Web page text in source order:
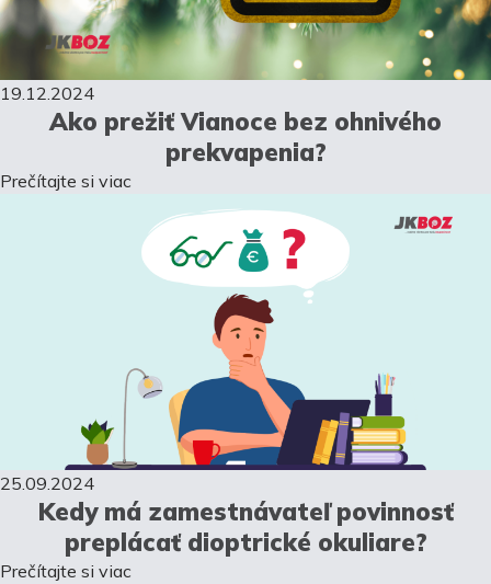
19.12.2024
Ako prežiť Vianoce bez ohnivého
prekvapenia?
Prečítajte si viac
25.09.2024
Kedy má zamestnávateľ povinnosť
preplácať dioptrické okuliare?
Prečítajte si viac